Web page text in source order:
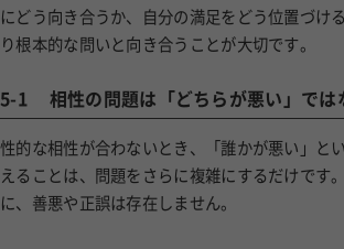
にどう向き合うか、自分の満足をどう位置づけ
り根本的な問いと向き合うことが大切です。
5-1 相性の問題は「どちらが悪い」では
性的な相性が合わないとき、「誰かが悪い」と
えることは、問題をさらに複雑にするだけです
に、善悪や正誤は存在しません。